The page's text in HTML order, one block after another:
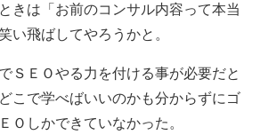
きは「お前のコンサル内容って本当
い飛ばしてやろうかと。
ＳＥＯやる力を付ける事が必要だと
こで学べばいいのかも分からずにゴ
Ｏしかできていなかった。